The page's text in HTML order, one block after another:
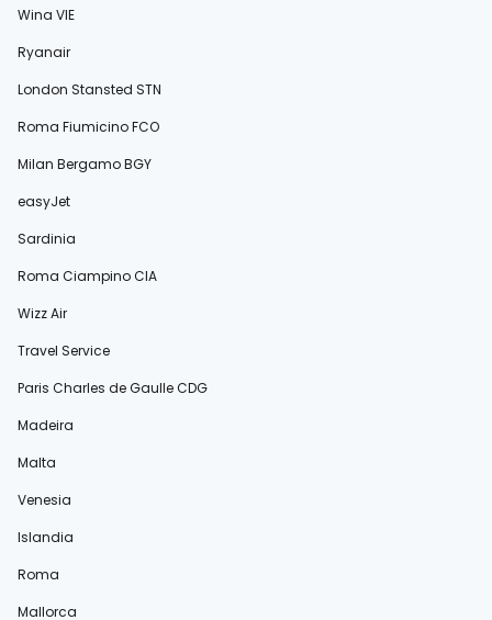
Wina VIE
Ryanair
London Stansted STN
Roma Fiumicino FCO
Milan Bergamo BGY
easyJet
Sardinia
Roma Ciampino CIA
Wizz Air
Travel Service
Paris Charles de Gaulle CDG
Madeira
Malta
Venesia
Islandia
Roma
Mallorca